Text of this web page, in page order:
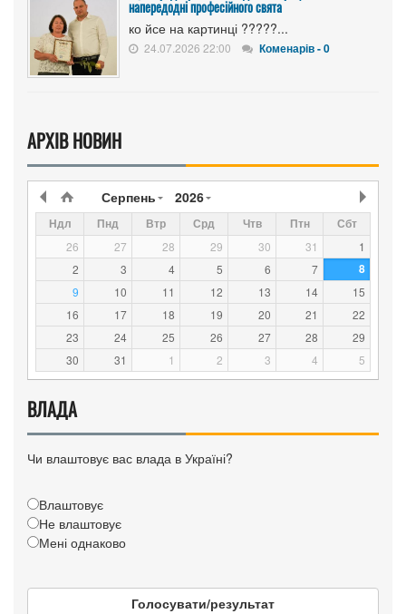
напередодні професійного свята
ко йсе на картинці ?????...
24.07.2026 22:00 Коменарів - 0
АРХІВ НОВИН
Серпень 2026
Ндл Пнд Втр Срд Чтв Птн Сбт
26 27 28 29 30 31
1
2
3 4 5 6 7 8
9 10 11 12 13 14
15
16
17 18 19 20 21
22
23
24 25 26 27 28
29
30
31 1 2 3 4 5
ВЛАДА
Чи влаштовує вас влада в Україні?
Влаштовує
Не влаштовує
Мені однаково
Голосувати/результат